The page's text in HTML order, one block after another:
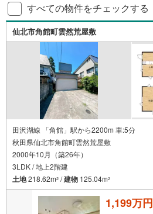
すべての物件をチェックする
仙北市角館町雲然荒屋敷
田沢湖線 「角館」駅から2200m 車:5分
秋田県仙北市角館町雲然荒屋敷
2000年10月（築26年）
3LDK / 地上2階建
土地218.62m2 /建物 125.04m2
1,199万円